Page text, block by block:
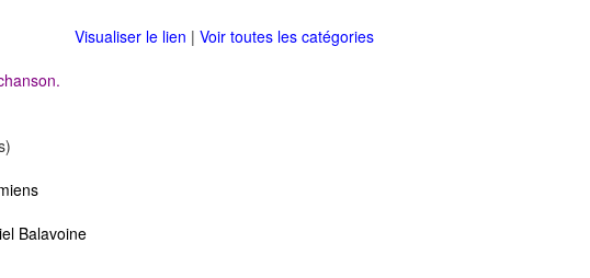
Visualiser le lien | Voir toutes les catégories
Balavoine